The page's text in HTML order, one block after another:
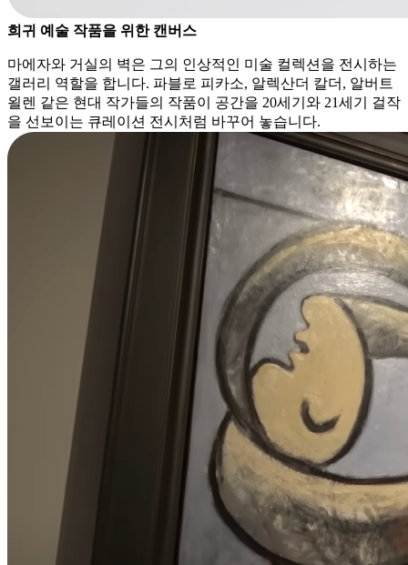
희귀 예술 작품을 위한 캔버스
마에자와 거실의 벽은 그의 인상적인 미술 컬렉션을 전시하는
갤러리 역할을 합니다. 파블로 피카소, 알렉산더 칼더, 알버트
욀렌 같은 현대 작가들의 작품이 공간을 20세기와 21세기 걸작
을 선보이는 큐레이션 전시처럼 바꾸어 놓습니다.